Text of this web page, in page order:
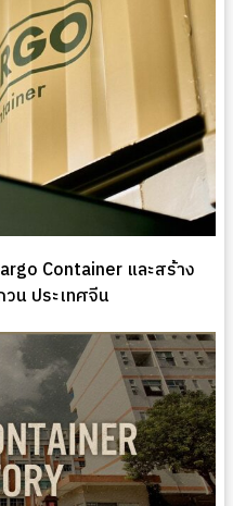
Container และสร้าง
วน ประเทศจีน